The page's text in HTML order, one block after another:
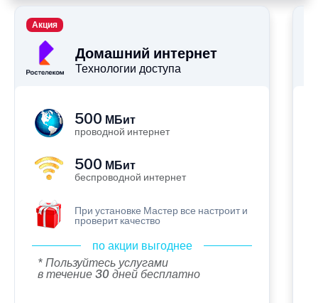
Домашний интернет
Технологии доступа
Акция
500 МБит
проводной интернет
500 МБит
беспроводной интернет
При установке Мастер все настроит и
проверит качество
по акции выгоднее
* Пользуйтесь услугами
в течение 30 дней бесплатно